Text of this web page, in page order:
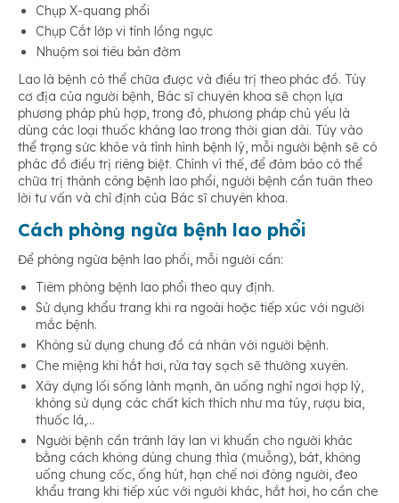
Chụp X-quang phổi
Chụp Cắt lớp vi tính lồng ngực
Nhuộm soi tiêu bản đờm
Lao là bệnh có thể chữa được và điều trị theo phác đồ. Tùy
cơ địa của người bệnh, Bác sĩ chuyên khoa sẽ chọn lựa
phương pháp phù hợp, trong đó, phương pháp chủ yếu là
dùng các loại thuốc kháng lao trong thời gian dài. Tùy vào
thể trạng sức khỏe và tình hình bệnh lý, mỗi người bệnh sẽ có
phác đồ điều trị riêng biệt. Chính vì thế, để đảm bảo có thể
chữa trị thành công bệnh lao phổi, người bệnh cần tuân theo
lời tư vấn và chỉ định của Bác sĩ chuyên khoa.
Cách phòng ngừa bệnh lao phổi
Để phòng ngừa bệnh lao phổi, mỗi người cần:
Tiêm phòng bệnh lao phổi theo quy định.
Sử dụng khẩu trang khi ra ngoài hoặc tiếp xúc với người
mắc bệnh.
Không sử dụng chung đồ cá nhân với người bệnh.
Che miệng khi hắt hơi, rửa tay sạch sẽ thường xuyên.
Xây dựng lối sống lành mạnh, ăn uống nghỉ ngơi hợp lý,
không sử dụng các chất kích thích như ma túy, rượu bia,
thuốc lá,…
Người bệnh cần tránh lây lan vi khuẩn cho người khác
bằng cách không dùng chung thìa (muỗng), bát, không
uống chung cốc, ống hút, hạn chế nơi đông người, đeo
khẩu trang khi tiếp xúc với người khác, hắt hơi, ho cần che